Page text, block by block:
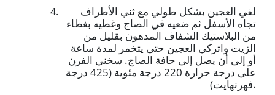
لفي العجين بشكل طولي مع ثني الأطراف
تجاه الأسفل ثم ضعيه في الصاج وغطيه بغطاء
من البلاستيك الشفاف المدهون بقليل من
الزيت واتركي العجين حتى يتخمر لمدة ساعة
أو إلى أن يصل إلى حافة الصاج. سخني الفرن
على درجة حرارة 220 درجة مئوية (425 درجة
فهرنهايت).